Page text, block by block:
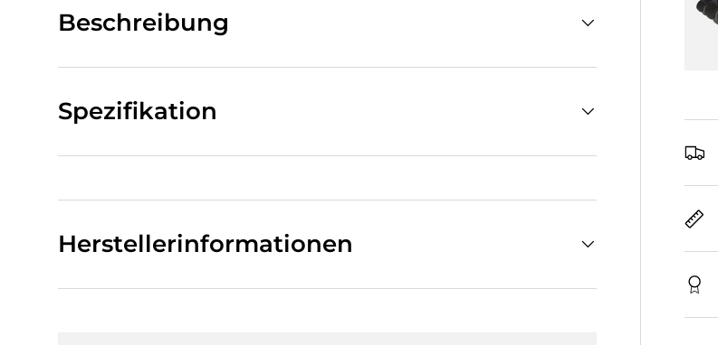
Beschreibung
Spezifikation
Herstellerinformationen